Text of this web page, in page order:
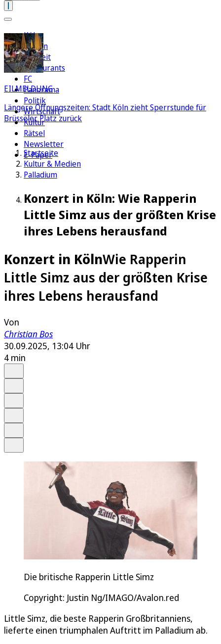
Köln
Region
Freizeit
Restaurants
FC
Panorama
Politik
Wirtschaft
Kultur
Rätsel
Newsletter
E-Paper
EILMELDUNG
Längere Öffnungszeiten: Stadt Köln zieht Sperrstunde für
Brüsseler Platz zurück
Startseite
Kultur & Medien
Palladium
Konzert in Köln: Wie Rapperin
Little Simz aus der größten Krise
ihres Lebens herausfand
Konzert in KölnWie Rapperin
Little Simz aus der größten Krise
ihres Lebens herausfand
Von
Christian Bos
30.09.2025, 13:04 Uhr
4 min
Die britische Rapperin Little Simz
Copyright: Justin Ng/IMAGO/Avalon.red
Little Simz, die beste Rapperin Großbritanniens,
lieferte einen triumphalen Auftritt im Palladium ab.